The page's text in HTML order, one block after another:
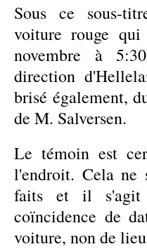
Sous ce sous-
voiture rouge
novembre à
direction
brisé également,
de M. Salversen.
Le témoin est
l'endroit. Cela ne
faits et il s'agit
coïncidence de
voiture, non de